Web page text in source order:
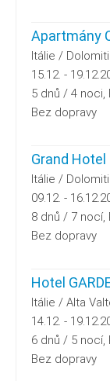
Apartmány
Itálie /
15.12. -
5 dnů / 4 noci,
Bez dopravy
Grand
Itálie /
09.12. -
8 dnů / 7 nocí,
Bez dopravy
Hotel
Itálie / Alta
14.12. -
6 dnů / 5 nocí,
Bez dopravy